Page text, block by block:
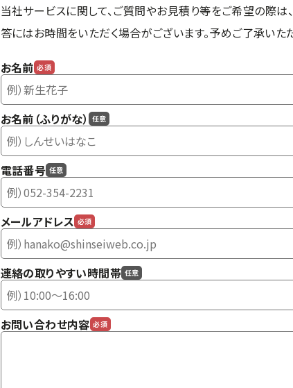
当社サービスに関して、ご質問やお見積り等をご希望の際は
答にはお時間をいただく場合がございます。予めご了承いた
お名前 必須
お名前（ふりがな） 任意
電話番号 任意
メールアドレス 必須
連絡の取りやすい時間帯 任意
お問い合わせ内容 必須